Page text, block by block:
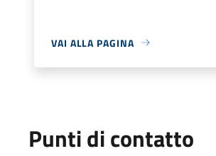
VAI ALLA PAGINA
Punti di contatto